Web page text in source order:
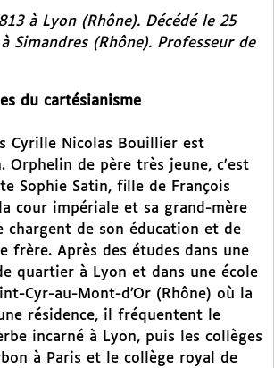
à Lyon (Rhône). Décédé le 25
Simandres (Rhône). Professeur de
du cartésianisme
Cyrille Nicolas Bouillier est
Orphelin de père très jeune, c’est
Sophie Satin, fille de François
cour impériale et sa grand-mère
chargent de son éducation et de
frère. Après des études dans une
quartier à Lyon et dans une école
Cyr-au-Mont-d’Or (Rhône) où la
résidence, il fréquentent le
incarné à Lyon, puis les collèges
à Paris et le collège royal de